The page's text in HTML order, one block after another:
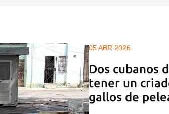
05 ABR 2026
Dos cubanos
tener un
gallos de